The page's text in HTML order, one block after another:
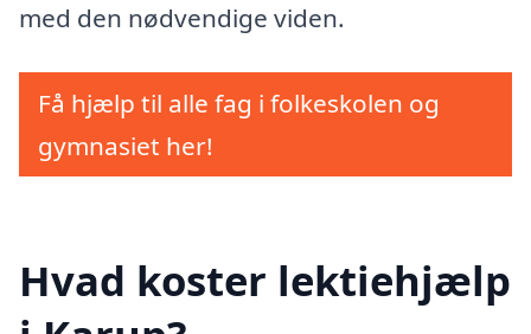
med den nødvendige viden.
Få hjælp til alle fag i folkeskolen og
gymnasiet her!
Hvad koster lektiehjælp